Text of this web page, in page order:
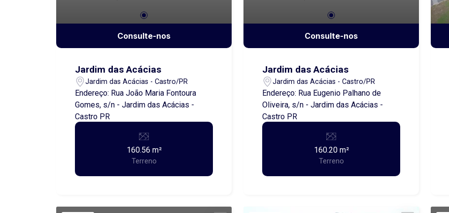
Consulte-nos
Jardim das Acácias
Jardim das Acácias - Castro/PR
Endereço: Rua João Maria Fontoura
Gomes, s/n - Jardim das Acácias -
Castro PR
160.56 m²
Terreno
Consulte-nos
Jardim das Acácias
Jardim das Acácias - Castro/PR
Endereço: Rua Eugenio Palhano de
Oliveira, s/n - Jardim das Acácias -
Castro PR
160.20 m²
Terreno